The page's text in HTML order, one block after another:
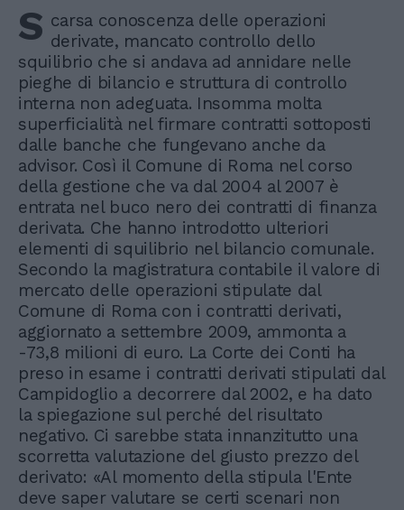
S carsa conoscenza delle operazioni
derivate, mancato controllo dello
squilibrio che si andava ad annidare nelle
pieghe di bilancio e struttura di controllo
interna non adeguata. Insomma molta
superficialità nel firmare contratti sottoposti
dalle banche che fungevano anche da
advisor. Così il Comune di Roma nel corso
della gestione che va dal 2004 al 2007 è
entrata nel buco nero dei contratti di finanza
derivata. Che hanno introdotto ulteriori
elementi di squilibrio nel bilancio comunale.
Secondo la magistratura contabile il valore di
mercato delle operazioni stipulate dal
Comune di Roma con i contratti derivati,
aggiornato a settembre 2009, ammonta a
-73,8 milioni di euro. La Corte dei Conti ha
preso in esame i contratti derivati stipulati dal
Campidoglio a decorrere dal 2002, e ha dato
la spiegazione sul perché del risultato
negativo. Ci sarebbe stata innanzitutto una
scorretta valutazione del giusto prezzo del
derivato: «Al momento della stipula l'Ente
deve saper valutare se certi scenari non